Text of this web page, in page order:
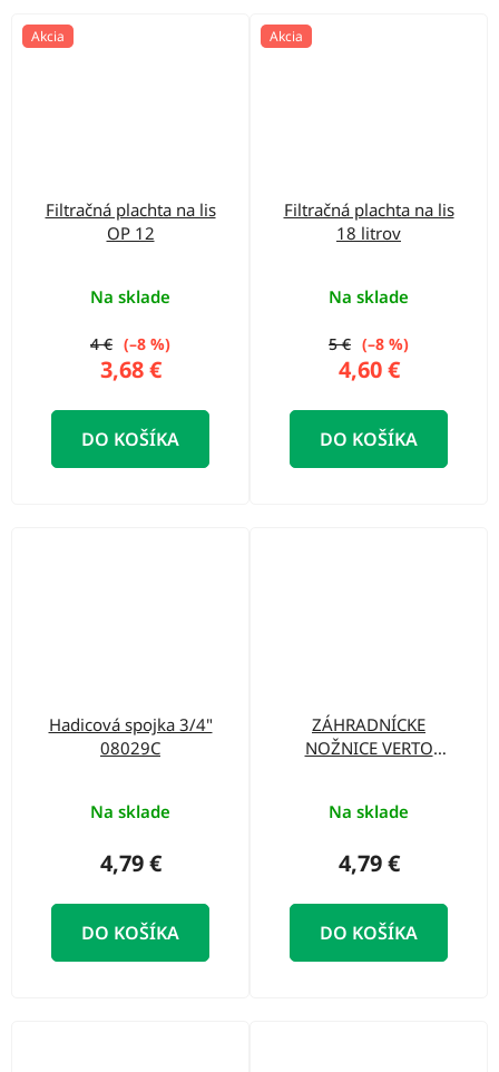
Akcia
Filtračná plachta na lis
OP 12
Na sklade
3,68 €
4 € (–8 %)
DO KOŠÍKA
Akcia
Filtračná plachta na lis
18 litrov
Na sklade
4,60 €
5 € (–8 %)
DO KOŠÍKA
Hadicová spojka 3/4"
08029C
Na sklade
4,79 €
DO KOŠÍKA
ZÁHRADNÍCKE
NOŽNICE VERTO
Na sklade
4,79 €
DO KOŠÍKA